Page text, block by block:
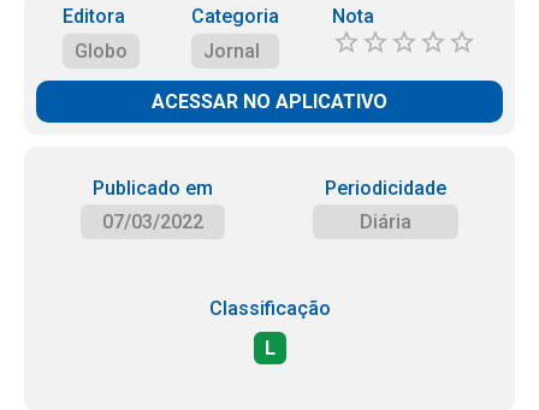
Editora
Globo
Categoria
Jornal
Nota
ACESSAR NO APLICATIVO
Publicado em
07/03/2022
Periodicidade
Diária
Classificação
L